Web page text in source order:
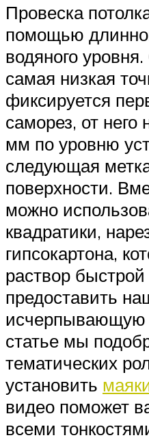
Провеска
помощью
водяного
самая низкая
фиксируется
саморез, от него
мм по уровню
следующая
поверхности.
можно
квадратики,
гипсокартона,
раствор
предоставить
статье мы
тематических
установить
видео поможет
всеми